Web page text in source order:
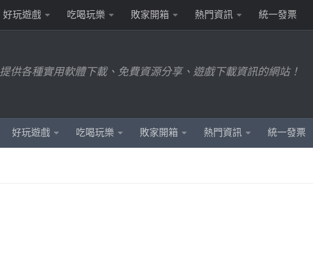
好玩遊戲 吃喝玩樂 敗家開箱 熱門資訊 統一發票
提供各種實用軟體下載、免費資源分享、遊戲下載資訊的網站！
好玩遊戲 吃喝玩樂 敗家開箱 熱門資訊 統一發票